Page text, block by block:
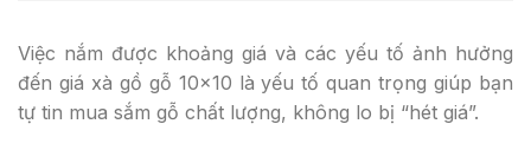
Việc nắm được khoảng giá và các yếu tố ảnh hưởng
đến giá xà gồ gỗ 10×10 là yếu tố quan trọng giúp bạn
tự tin mua sắm gỗ chất lượng, không lo bị “hét giá”.